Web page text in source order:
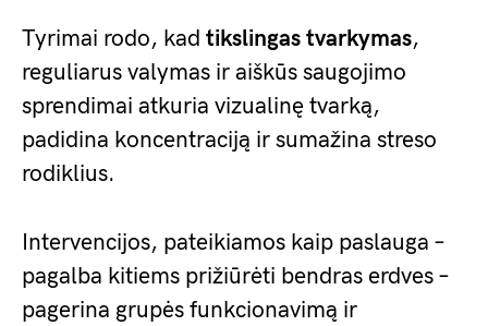
Tyrimai rodo, kad tikslingas tvarkymas,
reguliarus valymas ir aiškūs saugojimo
sprendimai atkuria vizualinę tvarką,
padidina koncentraciją ir sumažina streso
rodiklius.
Intervencijos, pateikiamos kaip paslauga –
pagalba kitiems prižiūrėti bendras erdves –
pagerina grupės funkcionavimą ir